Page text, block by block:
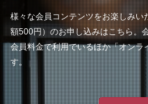
様々な会員コンテンツをお楽しみい
額500円）のお申し込みはこちら。
会員料金で利用でいるほか「オンラ
す。